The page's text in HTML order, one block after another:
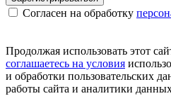
Согласен на обработку
Продолжая использовать этот
соглашаетесь на условия
и обработки пользовательских
работы сайта и аналитики